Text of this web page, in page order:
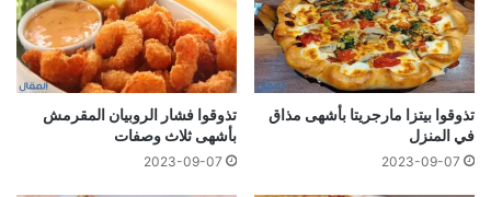
تذوقوا بيتزا مارجريتا بأشهى مذاق
في المنزل
2023-09-07
تذوقوا فشار الروبيان المقرمش
بأشهى ثلاث وصفات
2023-09-07